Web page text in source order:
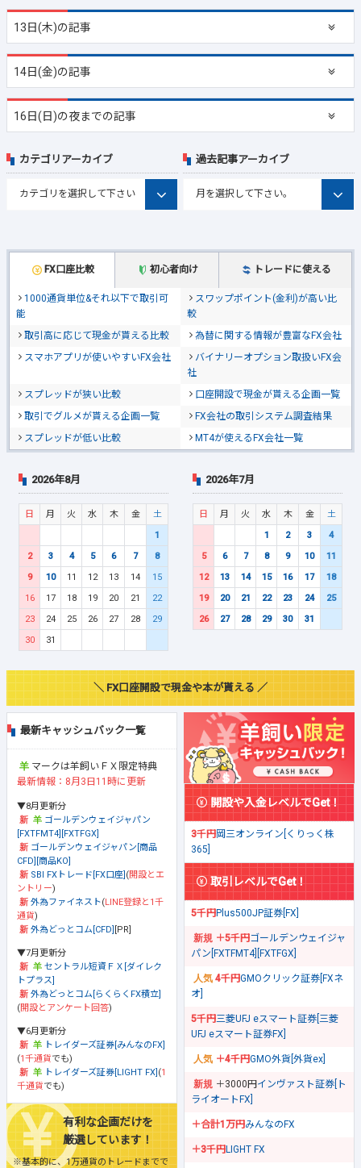
13日(木)の記事
14日(金)の記事
16日(日)の夜までの記事
FX口座比較 初心者向け トレードに使える
1000通貨単位&それ以下で取引可
能
スワップポイント(金利)が高い比
較
取引高に応じて現金が貰える比較
為替に関する情報が豊富なFX会社
スマホアプリが使いやすいFX会社
バイナリーオプション取扱いFX会
社
スプレッドが狭い比較
口座開設で現金が貰える企画一覧
取引でグルメが貰える企画一覧
FX会社の取引システム調査結果
スプレッドが低い比較
MT4が使えるFX会社一覧
カテゴリアーカイブ 過去記事アーカイブ
2026年8月
日 月 火 水 木 金
土
1
2
3 4 5 6 7
8
9
10 11 12 13 14
15
16
17 18 19 20 21
22
23
24 25 26 27 28
29
30
31
2026年7月
日 月 火 水 木 金
土
1
2 3
4
5
6 7 8 9 10
11
12
13 14 15 16 17
18
19
20 21 22 23 24
25
26
27 28 29 30 31
＼ FX口座開設で現金や本が貰える ／
最新キャッシュバック一覧
マークは羊飼いＦＸ限定特典
最新情報：8月3日11時に更新
▼8月更新分
ゴールデンウェイジャパン
[FXTFMT4][FXTFGX]
ゴールデンウェイジャパン[商品
CFD][商品KO]
SBI FXトレード[FX口座] (開設とエ
ントリー)
外為ファイネスト(LINE登録と1千
通貨)
外為どっとコム[CFD] [PR]
▼7月更新分
セントラル短資ＦＸ[ダイレク
トプラス]
外為どっとコム[らくらくFX積立]
(開設とアンケート回答)
▼6月更新分
トレイダーズ証券[みんなのFX]
(1千通貨でも)
トレイダーズ証券[LIGHT FX] (1
千通貨でも)
有利な企画だけを
厳選しています！
※基本的に、1万通貨のトレードまでで
開設や入金レベルでGet！
3千円岡三オンライン[くりっく株
365]
取引レベルでGet！
5千円Plus500JP証券[FX]
＋5千円ゴールデンウェイジャ
パン[FXTFMT4][FXTFGX]
4千円GMOクリック証券[FXネ
オ]
5千円三菱UFJ eスマート証券[三菱
UFJ eスマート証券FX]
＋4千円GMO外貨[外貨ex]
＋3000円 インヴァスト証券[ト
ライオートFX]
＋合計1万円みんなのFX
＋3千円LIGHT FX